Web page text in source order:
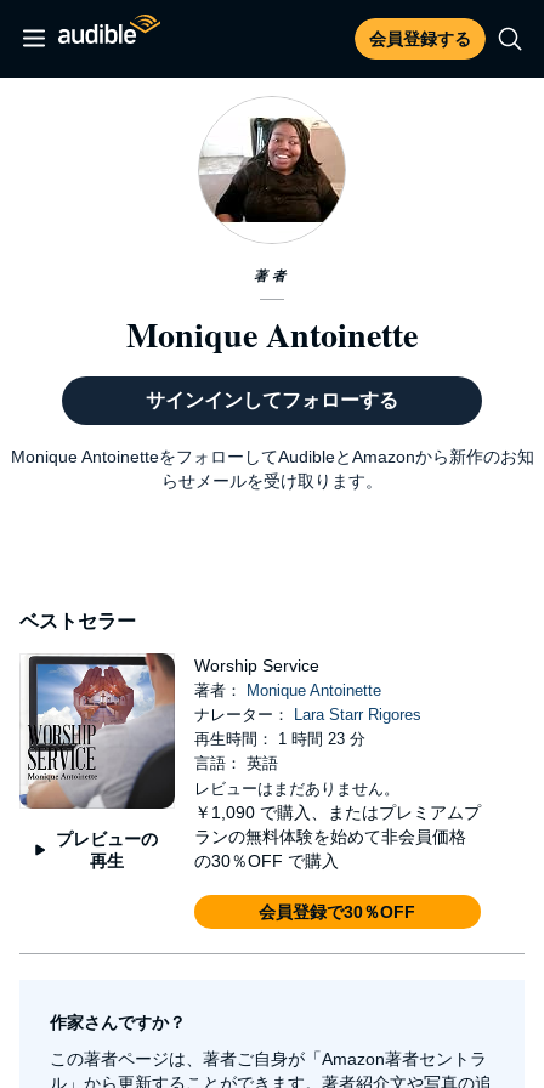
会員登録する
著者
Monique Antoinette
サインインしてフォローする
Monique AntoinetteをフォローしてAudibleとAmazonから新作のお知
らせメールを受け取ります。
ベストセラー
プレビューの
再生
Worship Service
著者：
Monique Antoinette
ナレーター：
Lara Starr Rigores
再生時間： 1 時間 23 分
言語： 英語
レビューはまだありません。
￥1,090 で購入、またはプレミアムプ
ランの無料体験を始めて非会員価格
の30％OFF で購入
会員登録で30％OFF
作家さんですか？
この著者ページは、著者ご自身が「Amazon著者セントラ
ル」から更新することができます。著者紹介文や写真の追